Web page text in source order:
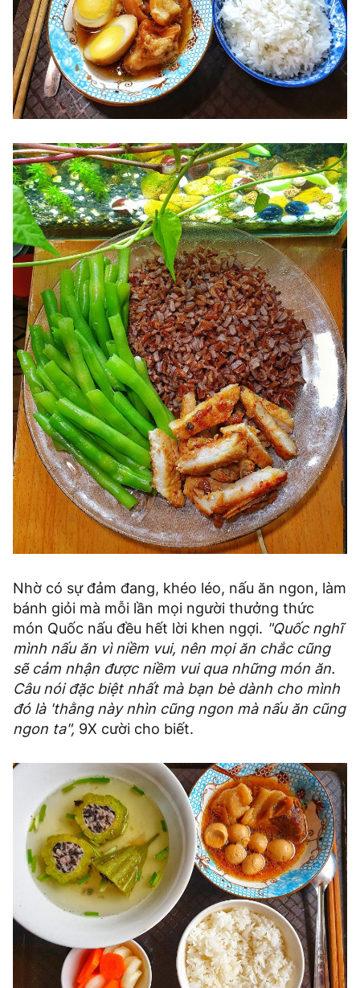
Nhờ có sự đảm đang, khéo léo, nấu ăn ngon, làm
bánh giỏi mà mỗi lần mọi người thưởng thức
món Quốc nấu đều hết lời khen ngợi. "Quốc nghĩ
mình nấu ăn vì niềm vui, nên mọi ăn chắc cũng
sẽ cảm nhận được niềm vui qua những món ăn.
Câu nói đặc biệt nhất mà bạn bè dành cho mình
đó là 'thằng này nhìn cũng ngon mà nấu ăn cũng
ngon ta", 9X cười cho biết.